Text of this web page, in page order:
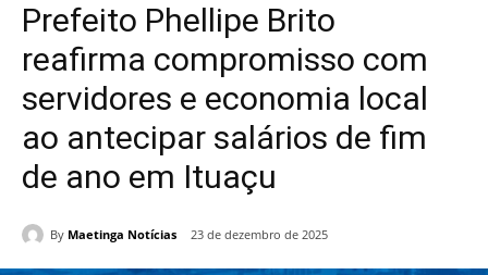
Prefeito Phellipe Brito
reafirma compromisso com
servidores e economia local
ao antecipar salários de fim
de ano em Ituaçu
By Maetinga Notícias 23 de dezembro de 2025